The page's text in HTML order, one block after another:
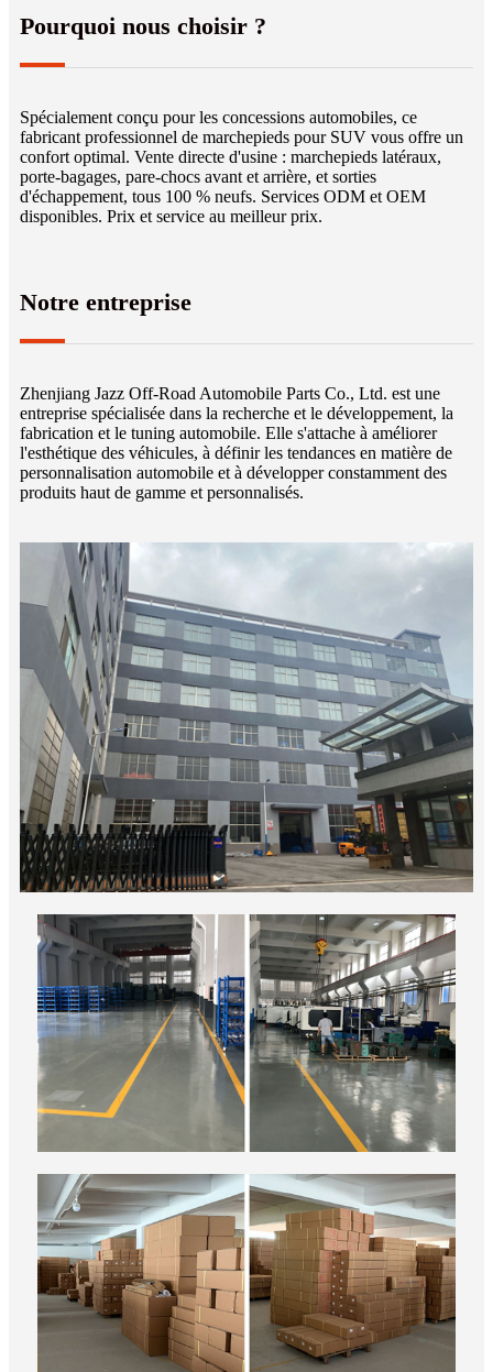
Pourquoi nous choisir ?
Spécialement conçu pour les concessions automobiles, ce
fabricant professionnel de marchepieds pour SUV vous offre un
confort optimal. Vente directe d'usine : marchepieds latéraux,
porte-bagages, pare-chocs avant et arrière, et sorties
d'échappement, tous 100 % neufs. Services ODM et OEM
disponibles. Prix et service au meilleur prix.
Notre entreprise
Zhenjiang Jazz Off-Road Automobile Parts Co., Ltd. est une
entreprise spécialisée dans la recherche et le développement, la
fabrication et le tuning automobile. Elle s'attache à améliorer
l'esthétique des véhicules, à définir les tendances en matière de
personnalisation automobile et à développer constamment des
produits haut de gamme et personnalisés.